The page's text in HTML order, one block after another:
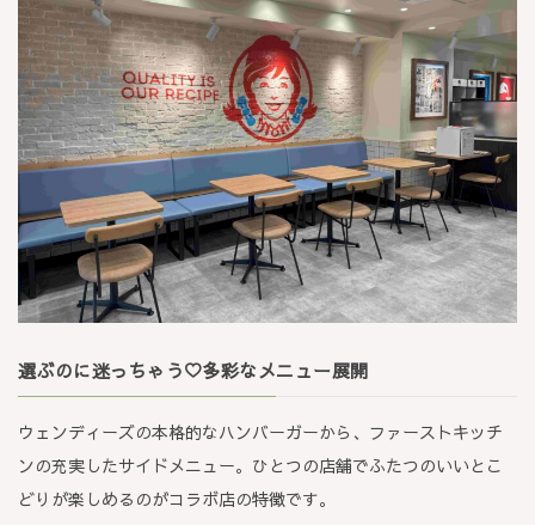
選ぶのに迷っちゃう♡多彩なメニュー展開
ウェンディーズの本格的なハンバーガーから、ファーストキッチ
ンの充実したサイドメニュー。ひとつの店舗でふたつのいいとこ
どりが楽しめるのがコラボ店の特徴です。